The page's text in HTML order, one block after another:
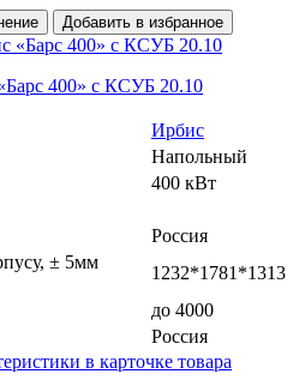
Добавить в избранное
400» с КСУБ 20.10
Ирбис
Напольный
400 кВт
Россия
± 5мм
1232*1781*1313
до 4000
Россия
в карточке товара